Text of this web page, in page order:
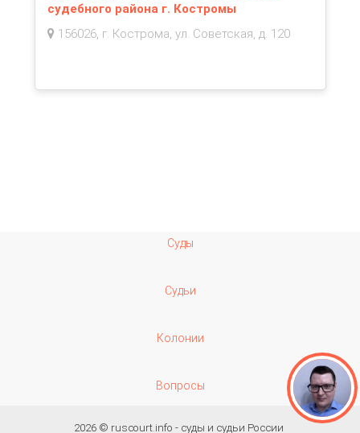
судебного района г. Костромы
156026, г. Кострома, ул. Советская, д. 120
Суды
Судьи
Колонии
Вопросы
2026 © ruscourt.info - суды и судьи России